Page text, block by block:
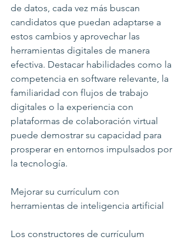
de datos, cada vez más buscan
candidatos que puedan adaptarse a
estos cambios y aprovechar las
herramientas digitales de manera
efectiva. Destacar habilidades como la
competencia en software relevante, la
familiaridad con flujos de trabajo
digitales o la experiencia con
plataformas de colaboración virtual
puede demostrar su capacidad para
prosperar en entornos impulsados por
la tecnología.
Mejorar su currículum con
herramientas de inteligencia artificial
Los constructores de currículum